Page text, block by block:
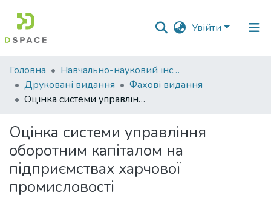
Увійти
Фонди
та
зібрання
Статистика
Головна
Навчально-науковий інститут економіки, управління, права та інформаційних технологій
Друковані видання
Фахові видання
Оцінка системи управління оборотним капіталом на підприємствах харчової промисловості
Оцінка системи управління
оборотним капіталом на
підприємствах харчової
промисловості